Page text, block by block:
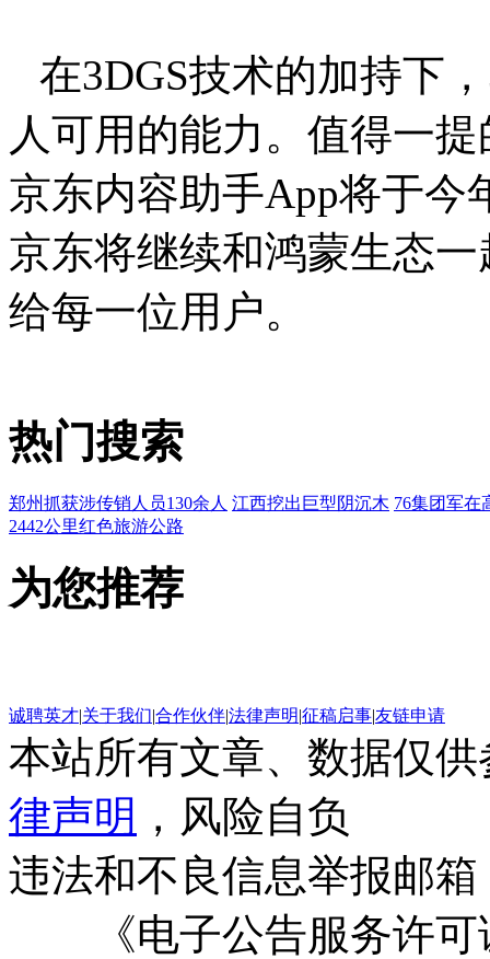
在3DGS技术的加持下
人可用的能力。值得一
京东内容助手App将于今
京东将继续和鸿蒙生态
给每一位用户。
热门搜索
郑州抓获涉传销人员130余人 江西挖出巨型阴沉木 76集团军在
2442公里红色旅游公路
为您推荐
诚聘英才|关于我们|合作伙伴|法律声明|征稿启事|友链申请
本站所有文章、数据仅
律声明 ，风险自负
违法和不良信息举报邮箱
《电子公告服务许可